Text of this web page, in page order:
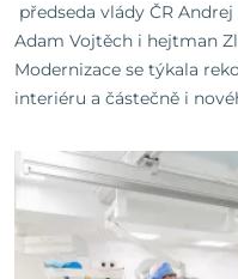
předseda vlády ČR
Adam Vojtěch i hejtman
Modernizace se týkala
interiéru a částečně i